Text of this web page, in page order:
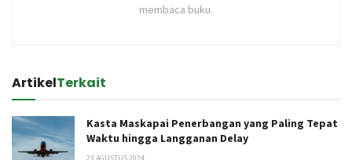
membaca buku.
ArtikelTerkait
Kasta Maskapai Penerbangan yang Paling Tepat
Waktu hingga Langganan Delay